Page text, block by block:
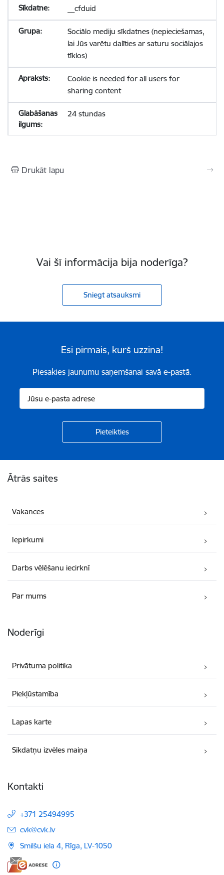
__cfduid
Sociālo mediju sīkdatnes (nepieciešamas,
lai Jūs varētu dalīties ar saturu sociālajos
tīklos)
Cookie is needed for all users for
sharing content
24 stundas
Drukāt lapu
Vai šī informācija bija noderīga?
Sniegt atsauksmi
Esi pirmais, kurš uzzina!
Piesakies jaunumu saņemšanai savā e-pastā.
Ātrās saites
Vakances
Iepirkumi
Darbs vēlēšanu iecirknī
Par mums
Noderīgi
Privātuma politika
Piekļūstamība
Lapas karte
Sīkdatņu izvēles maiņa
Kontakti
+371 25494995
E-pasts:
cvk@cvk.lv
Smilšu iela 4, Rīga, LV-1050